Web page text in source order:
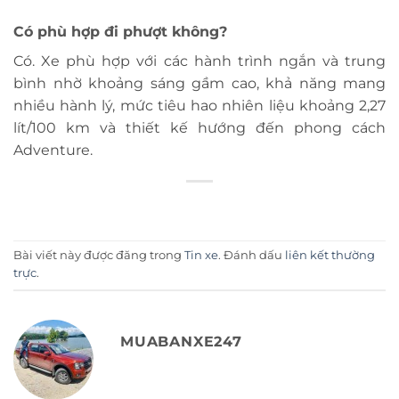
Có phù hợp đi phượt không?
Có. Xe phù hợp với các hành trình ngắn và trung
bình nhờ khoảng sáng gầm cao, khả năng mang
nhiều hành lý, mức tiêu hao nhiên liệu khoảng 2,27
lít/100 km và thiết kế hướng đến phong cách
Adventure.
Bài viết này được đăng trong Tin xe. Đánh dấu liên kết thường
trực.
MUABANXE247